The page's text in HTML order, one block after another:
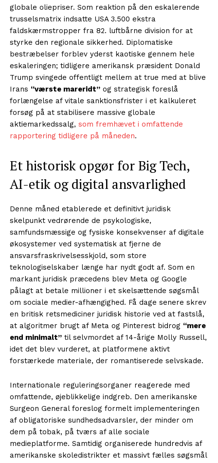
globale oliepriser. Som reaktion på den eskalerende
trusselsmatrix indsatte USA 3.500 ekstra
faldskærmstropper fra 82. luftbårne division for at
styrke den regionale sikkerhed. Diplomatiske
bestræbelser forblev yderst kaotiske gennem hele
eskaleringen; tidligere amerikansk præsident Donald
Trump svingede offentligt mellem at true med at blive
Irans “værste mareridt” og strategisk foreslå
forlængelse af vitale sanktionsfrister i et kalkuleret
forsøg på at stabilisere massive globale
aktiemarkedssalg, som fremhævet i omfattende
rapportering tidligere på måneden.
Et historisk opgør for Big Tech,
AI-etik og digital ansvarlighed
Denne måned etablerede et definitivt juridisk
skelpunkt vedrørende de psykologiske,
samfundsmæssige og fysiske konsekvenser af digitale
økosystemer ved systematisk at fjerne de
ansvarsfraskrivelsesskjold, som store
teknologiselskaber længe har nydt godt af. Som en
markant juridisk præcedens blev Meta og Google
pålagt at betale millioner i et skelsættende søgsmål
om sociale medier-afhængighed. Få dage senere skrev
en britisk retsmediciner juridisk historie ved at fastslå,
at algoritmer brugt af Meta og Pinterest bidrog “mere
end minimalt” til selvmordet af 14-årige Molly Russell,
idet det blev vurderet, at platformene aktivt
forstærkede materiale, der romantiserede selvskade.
Internationale reguleringsorganer reagerede med
omfattende, øjeblikkelige indgreb. Den amerikanske
Surgeon General foreslog formelt implementeringen
af obligatoriske sundhedsadvarsler, der minder om
dem på tobak, på tværs af alle sociale
medieplatforme. Samtidig organiserede hundredvis af
amerikanske skoledistrikter et massivt fælles søgsmål